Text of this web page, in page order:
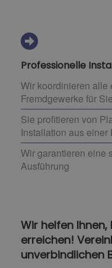
Professionelle
Wir koordinieren alle
Fremdgewerke für Sie
Sie profitieren von
Installation aus einer
Wir garantieren eine
Ausführung
Wir helfen
erreichen!
unverbindlichen